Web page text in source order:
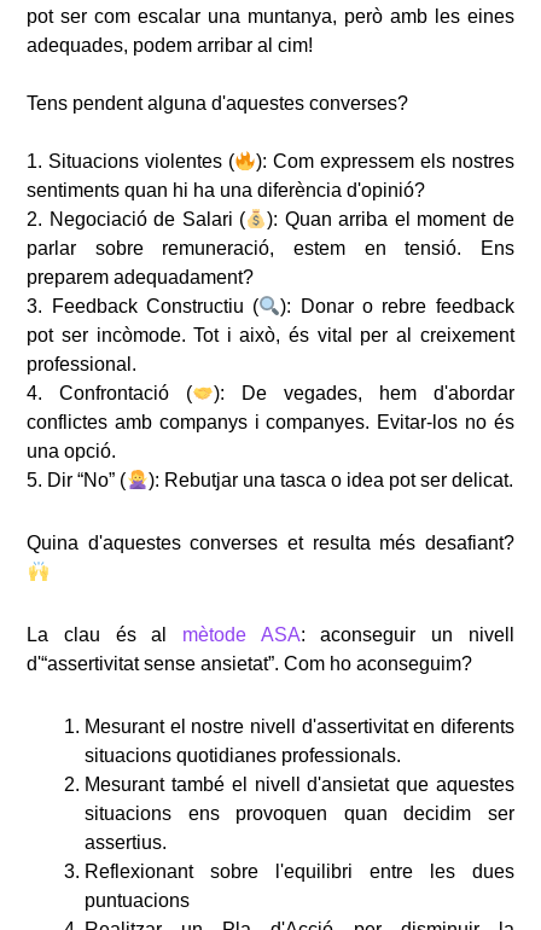
pot ser com escalar una muntanya, però amb les eines
adequades, podem arribar al cim!
Tens pendent alguna d'aquestes converses?
1. Situacions violentes (
): Com expressem els nostres
sentiments quan hi ha una diferència d'opinió?
2. Negociació de Salari (
): Quan arriba el moment de
parlar sobre remuneració, estem en tensió. Ens
preparem adequadament?
3. Feedback Constructiu (
): Donar o rebre feedback
pot ser incòmode. Tot i això, és vital per al creixement
professional.
4. Confrontació (
): De vegades, hem d'abordar
conflictes amb companys i companyes. Evitar-los no és
una opció.
5. Dir “No” (
): Rebutjar una tasca o idea pot ser delicat.
Quina d'aquestes converses et resulta més desafiant?
La clau és al mètode ASA: aconseguir un nivell
d'“assertivitat sense ansietat”. Com ho aconseguim?
Mesurant el nostre nivell d'assertivitat en diferents
situacions quotidianes professionals.
Mesurant també el nivell d'ansietat que aquestes
situacions ens provoquen quan decidim ser
assertius.
Reflexionant sobre l'equilibri entre les dues
puntuacions